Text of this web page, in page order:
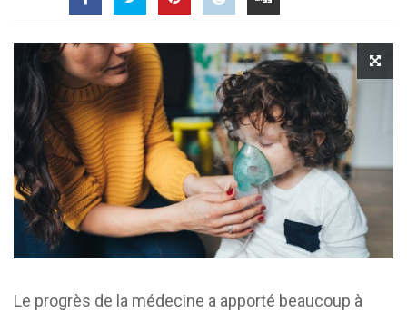
Le progrès de la médecine a apporté beaucoup à